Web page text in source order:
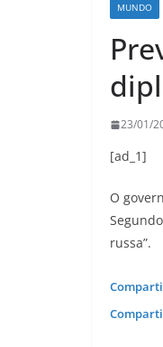
MUNDO
23/01/
[ad_1]
O
russa”.